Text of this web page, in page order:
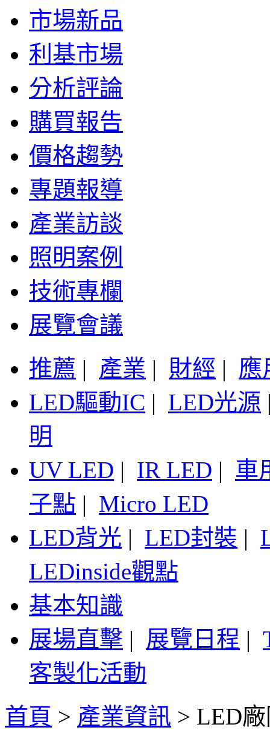
市場新品
利基市場
分析評論
購買報告
價格趨勢
專題報導
產業訪談
照明案例
技術專欄
展覽會議
推薦 | 產業 | 財經 | 應
LED驅動IC | LED光源
明
UV LED | IR LED | 車
子點 | Micro LED
LED背光 | LED封裝 |
LEDinside觀點
基本知識
展場直擊 | 展覽日程 |
客製化活動
首頁 > 產業資訊 > LED